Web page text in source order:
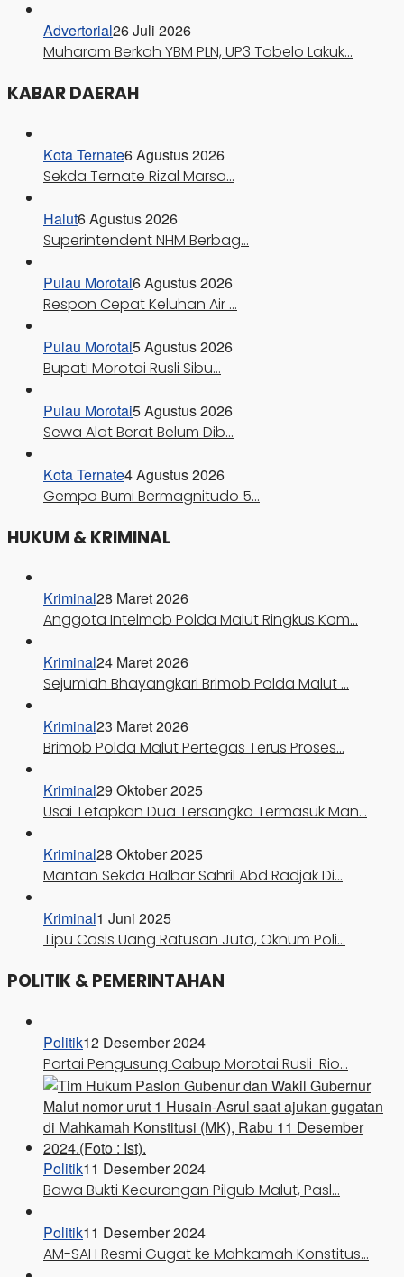
Advertorial26 Juli 2026
Muharam Berkah YBM PLN, UP3 Tobelo Lakuk…
KABAR DAERAH
Kota Ternate6 Agustus 2026
Sekda Ternate Rizal Marsa…
Halut6 Agustus 2026
Superintendent NHM Berbag…
Pulau Morotai6 Agustus 2026
Respon Cepat Keluhan Air …
Pulau Morotai5 Agustus 2026
Bupati Morotai Rusli Sibu…
Pulau Morotai5 Agustus 2026
Sewa Alat Berat Belum Dib…
Kota Ternate4 Agustus 2026
Gempa Bumi Bermagnitudo 5…
HUKUM & KRIMINAL
Kriminal28 Maret 2026
Anggota Intelmob Polda Malut Ringkus Kom…
Kriminal24 Maret 2026
Sejumlah Bhayangkari Brimob Polda Malut …
Kriminal23 Maret 2026
Brimob Polda Malut Pertegas Terus Proses…
Kriminal29 Oktober 2025
Usai Tetapkan Dua Tersangka Termasuk Man…
Kriminal28 Oktober 2025
Mantan Sekda Halbar Sahril Abd Radjak Di…
Kriminal1 Juni 2025
Tipu Casis Uang Ratusan Juta, Oknum Poli…
POLITIK & PEMERINTAHAN
Politik12 Desember 2024
Partai Pengusung Cabup Morotai Rusli-Rio…
Politik11 Desember 2024
Bawa Bukti Kecurangan Pilgub Malut, Pasl…
Politik11 Desember 2024
AM-SAH Resmi Gugat ke Mahkamah Konstitus…